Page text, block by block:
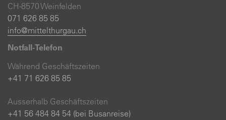
CH-8570 Weinfelden
071 626 85 85
info@mittelthurgau.ch
Notfall-Telefon
Während Geschäftszeiten
+41 71 626 85 85
Ausserhalb Geschäftszeiten
+41 56 484 84 54 (bei Busanreise)